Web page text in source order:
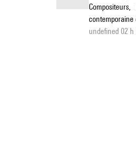
contemporaine
undefined 02 h